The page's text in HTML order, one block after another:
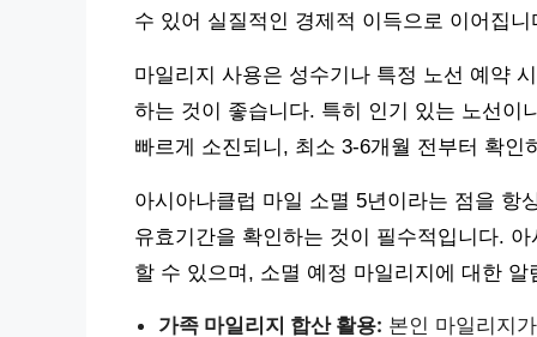
수 있어 실질적인 경제적 이득으로 이어집니
마일리지 사용은 성수기나 특정 노선 예약
하는 것이 좋습니다. 특히 인기 있는 노선이
빠르게 소진되니, 최소 3-6개월 전부터 확인
아시아나클럽 마일 소멸 5년이라는 점을 항
유효기간을 확인하는 것이 필수적입니다.
할 수 있으며, 소멸 예정 마일리지에 대한
가족 마일리지 합산 활용: 본인 마일리지